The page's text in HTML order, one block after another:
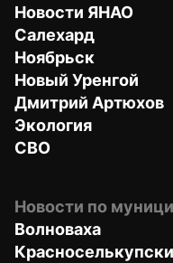
Новости ЯНАО
Салехард
Ноябрьск
Новый Уренгой
Дмитрий Артюхов
Экология
СВО
Новости по
Волноваха